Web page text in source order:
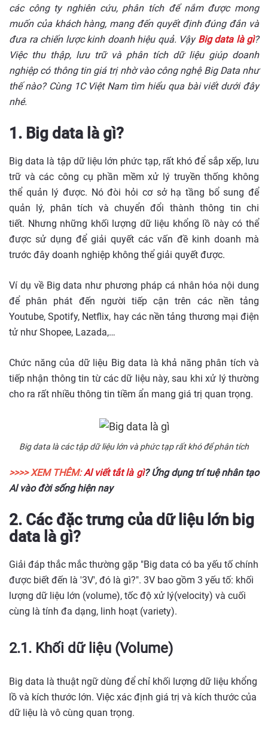
các công ty nghiên cứu, phân tích để nắm được mong
muốn của khách hàng, mang đến quyết định đúng đắn và
đưa ra chiến lược kinh doanh hiệu quả. Vậy Big data là gì?
Việc thu thập, lưu trữ và phân tích dữ liệu giúp doanh
nghiệp có thông tin giá trị nhờ vào công nghệ Big Data như
thế nào? Cùng 1C Việt Nam tìm hiểu qua bài viết dưới đây
nhé.
1. Big data là gì?
Big data là tập dữ liệu lớn phức tạp, rất khó để sắp xếp, lưu
trữ và các công cụ phần mềm xử lý truyền thống không
thể quản lý được. Nó đòi hỏi cơ sở hạ tầng bổ sung để
quản lý, phân tích và chuyển đổi thành thông tin chi
tiết. Nhưng những khối lượng dữ liệu khổng lồ này có thể
được sử dụng để giải quyết các vấn đề kinh doanh mà
trước đây doanh nghiệp không thể giải quyết được.
Ví dụ về Big data như phương pháp cá nhân hóa nội dung
để phân phát đến người tiếp cận trên các nền tảng
Youtube, Spotify, Netflix, hay các nền tảng thương mại điện
tử như Shopee, Lazada,…
Chức năng của dữ liệu Big data là khả năng phân tích và
tiếp nhận thông tin từ các dữ liệu này, sau khi xử lý thường
cho ra rất nhiều thông tin tiềm ẩn mang giá trị quan trọng.
Big data là các tập dữ liệu lớn và phức tạp rất khó để phân tích
>>>> XEM THÊM: Al viết tắt là gì? Ứng dụng trí tuệ nhân tạo
Al vào đời sống hiện nay
2. Các đặc trưng của dữ liệu lớn big
data là gì?
Giải đáp thắc mắc thường gặp "Big data có ba yếu tố chính
được biết đến là '3V', đó là gì?". 3V bao gồm 3 yếu tố: khối
lượng dữ liệu lớn (volume), tốc độ xử lý(velocity) và cuối
cùng là tính đa dạng, linh hoạt (variety).
2.1. Khối dữ liệu (Volume)
Big data là thuật ngữ dùng để chỉ khối lượng dữ liệu khổng
lồ và kích thước lớn. Việc xác định giá trị và kích thước của
dữ liệu là vô cùng quan trọng.